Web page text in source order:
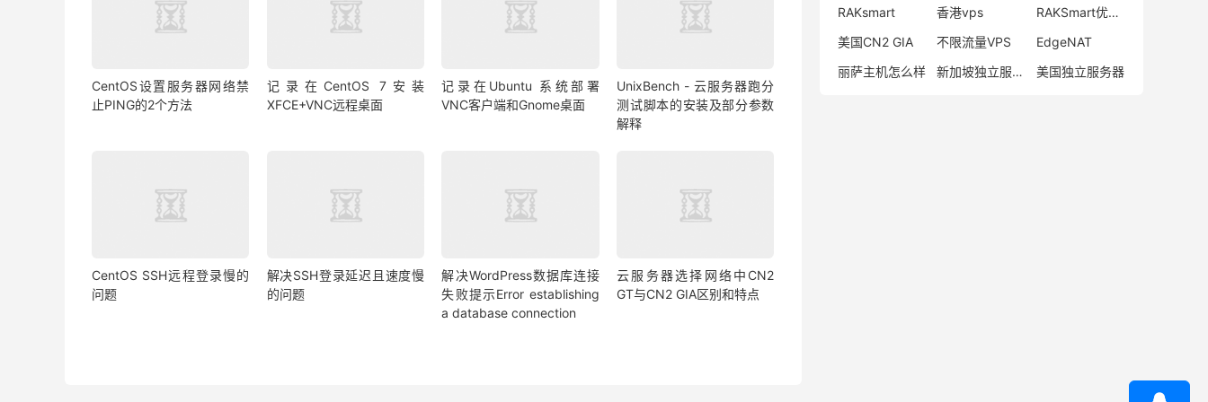
CentOS设置服务器网络禁
止PING的2个方法
记录在CentOS 7安装
XFCE+VNC远程桌面
记录在Ubuntu 系统部署
VNC客户端和Gnome桌面
UnixBench - 云服务器跑分
测试脚本的安装及部分参数
解释
CentOS SSH远程登录慢的
问题
解决SSH登录延迟且速度慢
的问题
解决WordPress数据库连接
失败提示Error establishing
a database connection
云服务器选择网络中CN2
GT与CN2 GIA区别和特点
RAKsmart 香港vps
RAKSmart优惠码
美国CN2 GIA
不限流量VPS
EdgeNAT
丽萨主机怎么样
新加坡独立服务器 美国独立服务器